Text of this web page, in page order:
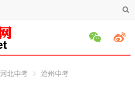
河北中考 沧州中考